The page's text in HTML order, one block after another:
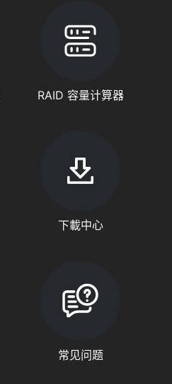
RAID 容量计算器
下載中心
常见问题